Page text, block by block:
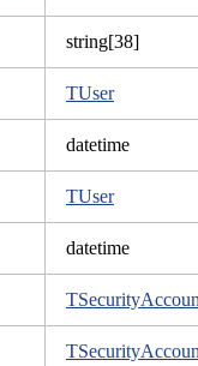
string[38]
TUser
datetime
TUser
datetime